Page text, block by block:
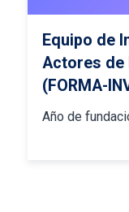
Equipo de
Actores de
(FORMA-
Año de